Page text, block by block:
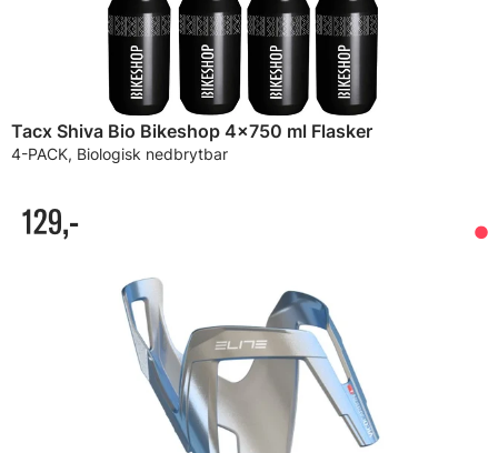
Tacx Shiva Bio Bikeshop 4x750 ml Flasker
4-PACK, Biologisk nedbrytbar
129,-